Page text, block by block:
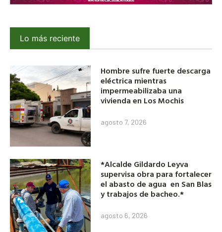
Lo más reciente
Hombre sufre fuerte descarga
eléctrica mientras
impermeabilizaba una
vivienda en Los Mochis
agosto 7, 2026
*Alcalde Gildardo Leyva
supervisa obra para fortalecer
el abasto de agua en San Blas
y trabajos de bacheo.*
agosto 6, 2026